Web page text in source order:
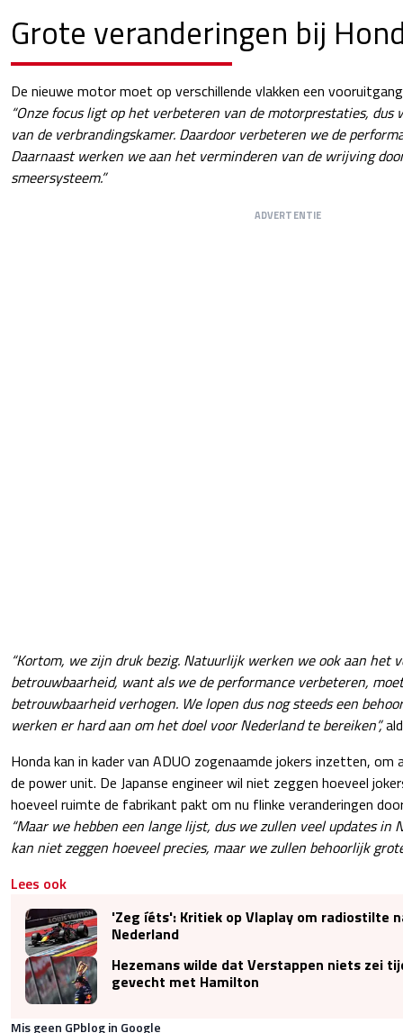
Grote veranderingen bij
De nieuwe motor moet op verschillende vlakken een
“Onze focus ligt op het verbeteren van de motorprestaties, dus
van de verbrandingskamer. Daardoor verbeteren we de
Daarnaast werken we aan het verminderen van de wrijving
smeersysteem.”
ADVERTENTIE
“Kortom, we zijn druk bezig. Natuurlijk werken we ook aan het
betrouwbaarheid, want als we de performance verbeteren,
betrouwbaarheid verhogen. We lopen dus nog steeds een
werken er hard aan om het doel voor Nederland te bereiken”,
Honda kan in kader van ADUO zogenaamde jokers inzetten, om
de power unit. De Japanse engineer wil niet zeggen hoeveel
hoeveel ruimte de fabrikant pakt om nu flinke veranderingen
“Maar we hebben een lange lijst, dus we zullen veel updates in
kan niet zeggen hoeveel precies, maar we zullen behoorlijk
Lees ook
'Zeg íéts': Kritiek op VIaplay om radiostilte
Nederland
Hezemans wilde dat Verstappen niets zei
gevecht met Hamilton
Mis geen GPblog in Google